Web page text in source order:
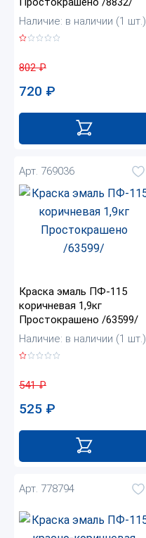
Наличие: в наличии (1 шт.)
802₽
720 ₽
Арт. 769036
Краска эмаль ПФ-115
коричневая 1,9кг
Простокрашено /63599/
Наличие: в наличии (1 шт.)
541₽
525 ₽
Арт. 778794